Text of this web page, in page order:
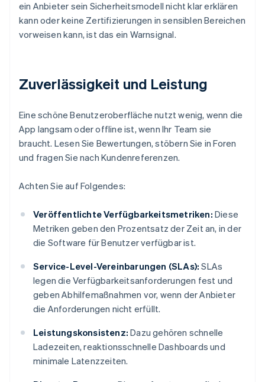
ein Anbieter sein Sicherheitsmodell nicht klar erklären
kann oder keine Zertifizierungen in sensiblen Bereichen
vorweisen kann, ist das ein Warnsignal.
Zuverlässigkeit und Leistung
Eine schöne Benutzeroberfläche nutzt wenig, wenn die
App langsam oder offline ist, wenn Ihr Team sie
braucht. Lesen Sie Bewertungen, stöbern Sie in Foren
und fragen Sie nach Kundenreferenzen.
Achten Sie auf Folgendes:
Veröffentlichte Verfügbarkeitsmetriken: Diese
Metriken geben den Prozentsatz der Zeit an, in der
die Software für Benutzer verfügbar ist.
Service-Level-Vereinbarungen (SLAs): SLAs
legen die Verfügbarkeitsanforderungen fest und
geben Abhilfemaßnahmen vor, wenn der Anbieter
die Anforderungen nicht erfüllt.
Leistungskonsistenz: Dazu gehören schnelle
Ladezeiten, reaktionsschnelle Dashboards und
minimale Latenzzeiten.